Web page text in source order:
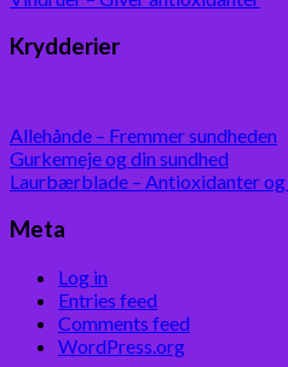
Krydderier
Allehånde – Fremmer sundheden
Gurkemeje og din sundhed
Laurbærblade – Antioxidanter og
Meta
Log in
Entries feed
Comments feed
WordPress.org